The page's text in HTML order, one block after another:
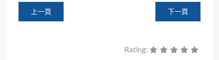
上一篇文章: 【代公告】國泰醫院於114年10月4日(六)舉辦「
上一頁 下一篇文章: 【
下一頁
Rating: